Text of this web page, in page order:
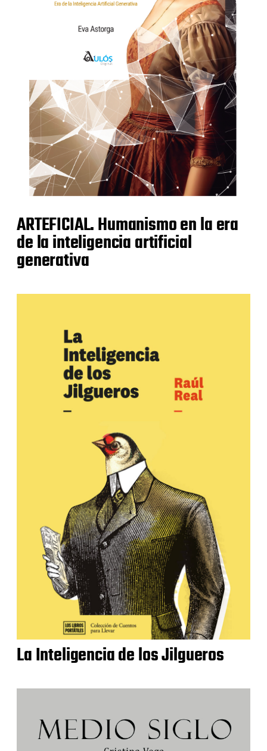
ARTEFICIAL. Humanismo en la era
de la inteligencia artificial
generativa
La Inteligencia de los Jilgueros